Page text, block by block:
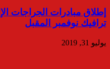
إطلاق مبادرات الجراجات
ترافيك نوفمبر المقبل
يوليو 31, 2019